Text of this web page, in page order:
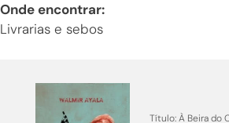
Onde encontrar:
Livrarias e sebos
Título: À Beira do